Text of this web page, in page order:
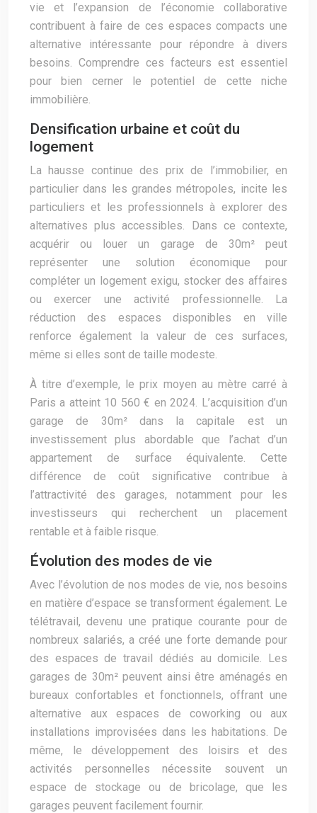
vie et l’expansion de l’économie collaborative
contribuent à faire de ces espaces compacts une
alternative intéressante pour répondre à divers
besoins. Comprendre ces facteurs est essentiel
pour bien cerner le potentiel de cette niche
immobilière.
Densification urbaine et coût du
logement
La hausse continue des prix de l’immobilier, en
particulier dans les grandes métropoles, incite les
particuliers et les professionnels à explorer des
alternatives plus accessibles. Dans ce contexte,
acquérir ou louer un garage de 30m² peut
représenter une solution économique pour
compléter un logement exigu, stocker des affaires
ou exercer une activité professionnelle. La
réduction des espaces disponibles en ville
renforce également la valeur de ces surfaces,
même si elles sont de taille modeste.
À titre d’exemple, le prix moyen au mètre carré à
Paris a atteint 10 560 € en 2024. L’acquisition d’un
garage de 30m² dans la capitale est un
investissement plus abordable que l’achat d’un
appartement de surface équivalente. Cette
différence de coût significative contribue à
l’attractivité des garages, notamment pour les
investisseurs qui recherchent un placement
rentable et à faible risque.
Évolution des modes de vie
Avec l’évolution de nos modes de vie, nos besoins
en matière d’espace se transforment également. Le
télétravail, devenu une pratique courante pour de
nombreux salariés, a créé une forte demande pour
des espaces de travail dédiés au domicile. Les
garages de 30m² peuvent ainsi être aménagés en
bureaux confortables et fonctionnels, offrant une
alternative aux espaces de coworking ou aux
installations improvisées dans les habitations. De
même, le développement des loisirs et des
activités personnelles nécessite souvent un
espace de stockage ou de bricolage, que les
garages peuvent facilement fournir.